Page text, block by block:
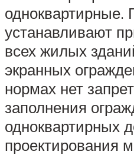
устанавливают
всех жилых
экранных
нормах нет
заполнения
одноквартирных
проектирования